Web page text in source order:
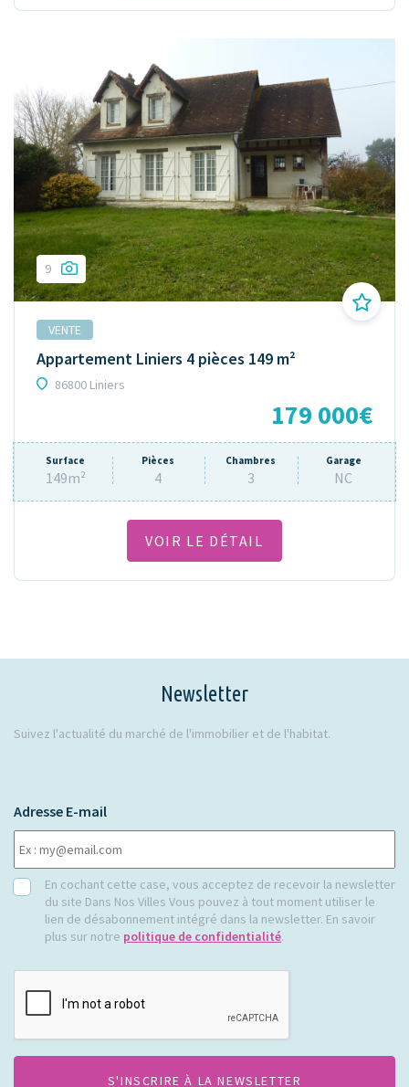
9
VENTE
Appartement Liniers 4 pièces 149 m²
86800 Liniers
179 000€
Surface
149m²
Pièces
4
Chambres
3
Garage
NC
VOIR LE DÉTAIL
Newsletter
Suivez l'actualité du marché de l'immobilier et de l'habitat.
Adresse E-mail
RGPDEn cochant cette case, vous acceptez de recevoir la newsletter
du site Dans Nos Villes Vous pouvez à tout moment utiliser le
lien de désabonnement intégré dans la newsletter. En savoir
plus sur notre politique de confidentialité.
CAPTCHA